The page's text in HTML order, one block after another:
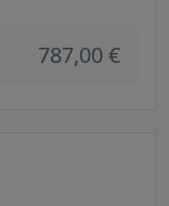
787,00 €